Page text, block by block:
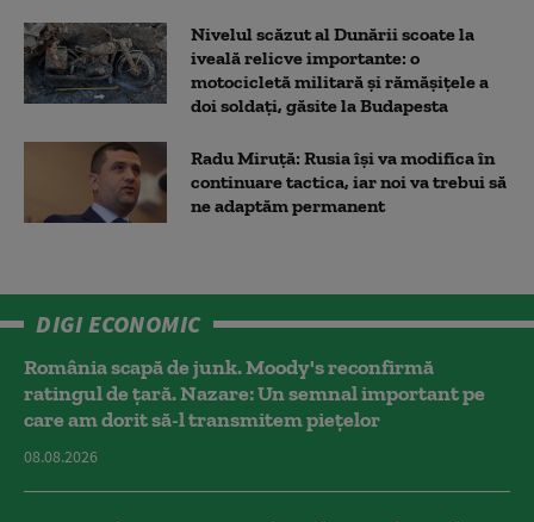
Nivelul scăzut al Dunării scoate la
iveală relicve importante: o
motocicletă militară și rămășițele a
doi soldați, găsite la Budapesta
Radu Miruță: Rusia își va modifica în
continuare tactica, iar noi va trebui să
ne adaptăm permanent
DIGI ECONOMIC
România scapă de junk. Moody's reconfirmă
ratingul de țară. Nazare: Un semnal important pe
care am dorit să-l transmitem piețelor
08.08.2026